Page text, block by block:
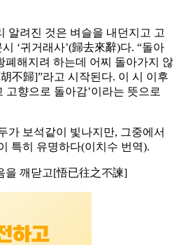
알려진 것은 벼슬을 내던지고 고
‘귀거래사’(歸去來辭)다. “돌아
폐해지려 하는데 어찌 돌아가지 않
不歸]”라고 시작된다. 이 시 이후
고향으로 돌아감’이라는 뜻으로
가 보석같이 빛나지만, 그중에서
특히 유명하다(이치수 번역).
을 깨닫고[悟已往之不諫]